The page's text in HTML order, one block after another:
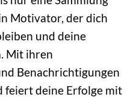
Motivator, der dich
und deine
Mit ihren
Benachrichtigungen
feiert deine Erfolge mit